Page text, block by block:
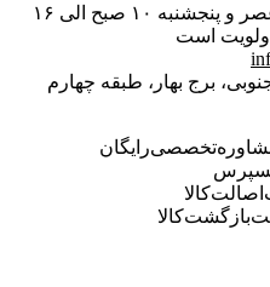
شنبه تا چهارشنبه ۱۰ صبح الی ۶ عصر و پنجشنبه ۱۰ صبح الی ۱۶
است
برج بهار، طبقه چهارم